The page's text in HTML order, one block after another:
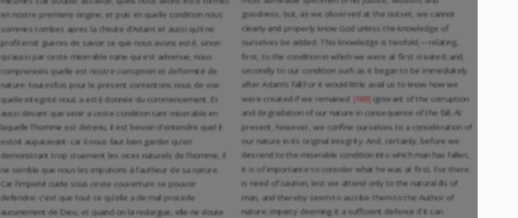
en nostre premiere origine, et puis en quelle condition nous
sommes tombez apres la cheute d’Adam: et aussi qu’il ne
profiteroit gueres de savoir ce que nous avons esté, sinon
qu’aussi par ceste miserable ruine qui est advenue, nous
comprenions quelle est nostre corruption et deformité de
nature: toutesfois pour le present contentons nous de voir
quelle integrité nous a esté donnée du commencement. Et
aussi devant que venir a ceste condition tant miserable en
laquelle l’homme est detenu, il est besoin d’entendre quel il
estoit auparavant: car il nous faut bien garder qu’en
demonstrant trop cruement les vices naturels de l’homme, il
ne semble que nous les imputions à l’autheur de sa nature.
Car l’impieté cuide sous ceste couverture se pouvoir
defendre: c’est que tout ce qu’elle a de mal procede
aucunement de Dieu, et quand on la redargue, elle ne doute
goodness, but, as we observed at the outset, we cannot
clearly and properly know God unless the knowledge of
ourselves be added. This knowledge is twofold,—relating,
first, to the condition in which we were at first created; and,
secondly to our condition such as it began to be immediately
after Adam’s fall.For it would little avail us to know how we
were created if we remained
|160| ignorant of the corruption
and degradation of our nature in consequence of the fall. At
present, however, we confine ourselves to a consideration of
our nature in its original integrity. And, certainly, before we
descend to the miserable condition into which man has fallen,
it is of importance to consider what he was at first. For there
is need of caution, lest we attend only to the natural ills of
man, and thereby seem to ascribe them to the Author of
nature; impiety deeming it a sufficient defence if it can